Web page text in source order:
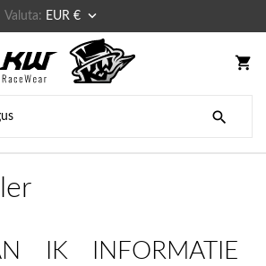
Valuta: EUR € 
shopping_cart

IK INFORMATIE